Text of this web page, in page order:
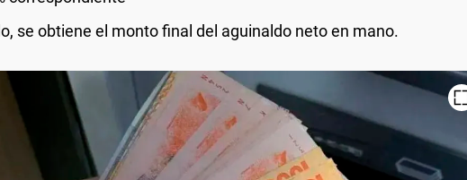
se obtiene el monto final del aguinaldo neto en mano.